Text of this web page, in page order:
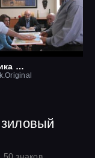
Романтика смерти